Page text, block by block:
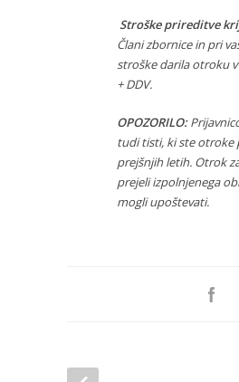
Stroške prireditve
Člani zbornice in pri
stroške darila otroku v
+ DDV.
OPOZORILO:
tudi tisti, ki ste otroke
prejšnjih letih. Otrok
prejeli izpolnjenega
mogli upoštevati.